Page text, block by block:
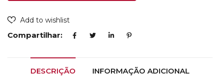
Add to wishlist
Compartilhar:
DESCRIÇÃO INFORMAÇÃO ADICIONAL